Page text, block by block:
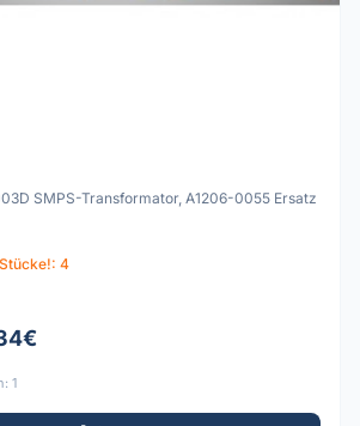
SMPS-Transformator, A1206-0055 Ersatz
4
1